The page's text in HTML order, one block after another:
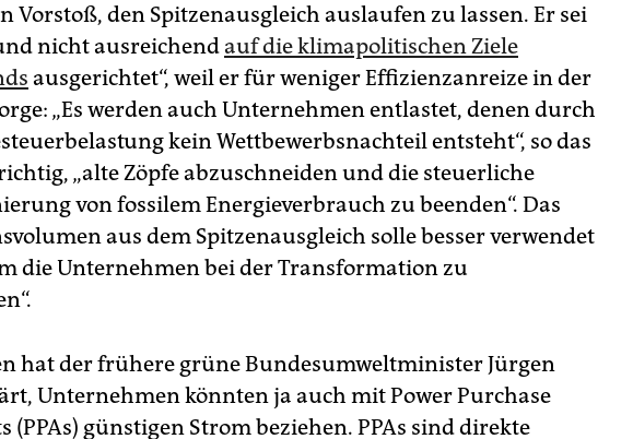
Vorstoß, den Spitzenausgleich auslaufen zu lassen. Er sei
nicht ausreichend auf die klimapolitischen Ziele
ausgerichtet“, weil er für weniger Effizienzanreize in der
„Es werden auch Unternehmen entlastet, denen durch
kein Wettbewerbsnachteil entsteht“, so das
richtig, „alte Zöpfe abzuschneiden und die steuerliche
von fossilem Energieverbrauch zu beenden“. Das
aus dem Spitzenausgleich solle besser verwendet
die Unternehmen bei der Transformation zu
hat der frühere grüne Bundesumweltminister Jürgen
Unternehmen könnten ja auch mit Power Purchase
(PPAs) günstigen Strom beziehen. PPAs sind direkte